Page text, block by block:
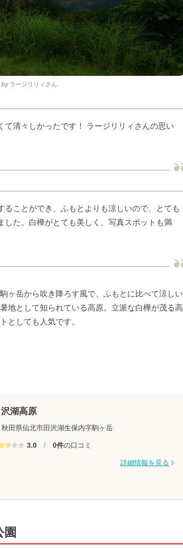
by ラージリリィさん
清々しかったです！ ラージリリィさんの思い
ることができ、ふもとよりも涼しいので、とても
した。白樺がとても美しく、写真スポットも満
ヶ岳から吹き降ろす風で、ふもとに比べて涼しい
地として知られている高原。立派な白樺が茂る高
としても人気です。
湖高原
秋田県仙北市田沢湖生保内字駒ヶ岳
3.0 / 0件の口コミ
詳細情報を見る
園